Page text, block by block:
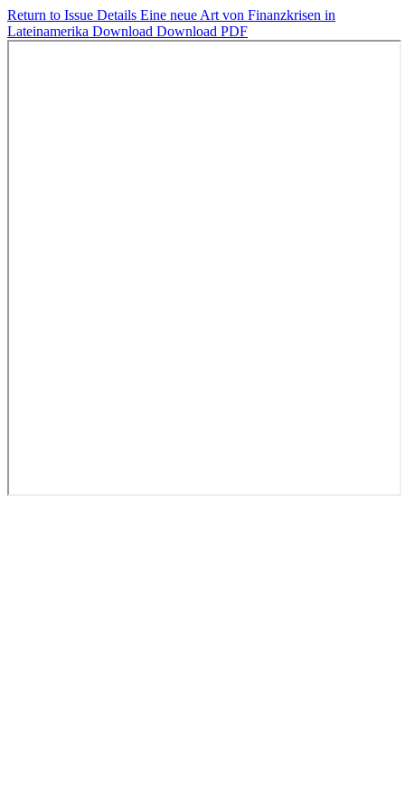
Return to Issue Details Eine neue Art von Finanzkrisen in
Lateinamerika Download Download PDF